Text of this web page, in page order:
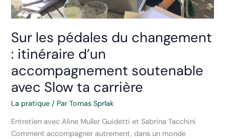
Sur les pédales du changement
: itinéraire d’un
accompagnement soutenable
avec Slow ta carrière
La pratique / ParTomas Sprlak
Entretien avec Aline Muller Guidetti et Sabrina Tacchini
Comment accompagner autrement, dans un monde